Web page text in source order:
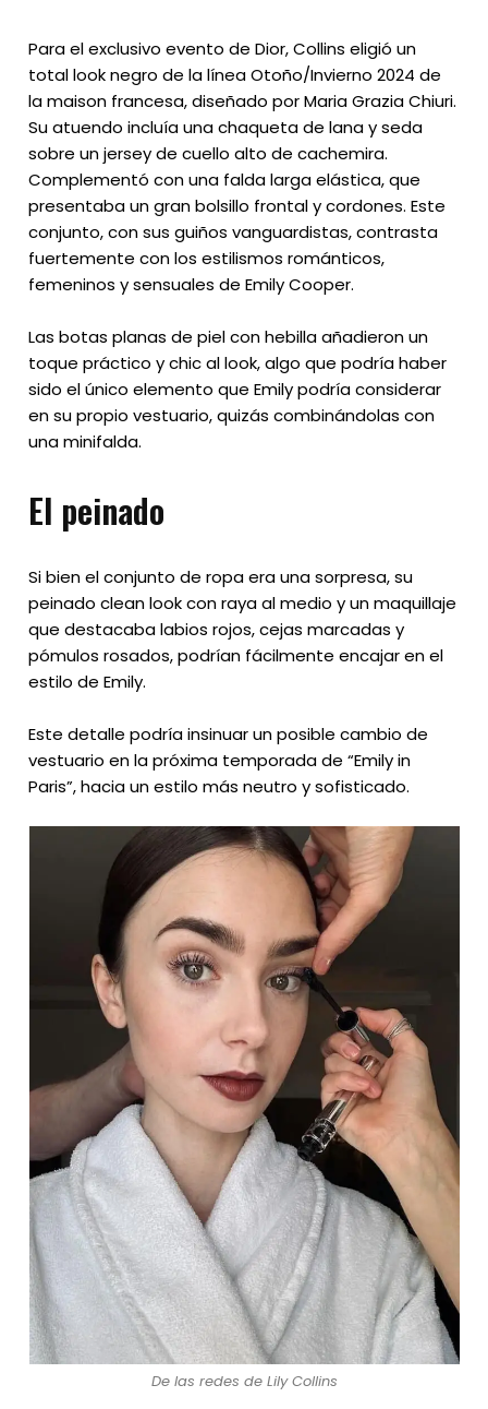
Para el exclusivo evento de Dior, Collins eligió un
total look negro de la línea Otoño/Invierno 2024 de
la maison francesa, diseñado por Maria Grazia Chiuri.
Su atuendo incluía una chaqueta de lana y seda
sobre un jersey de cuello alto de cachemira.
Complementó con una falda larga elástica, que
presentaba un gran bolsillo frontal y cordones. Este
conjunto, con sus guiños vanguardistas, contrasta
fuertemente con los estilismos románticos,
femeninos y sensuales de Emily Cooper.
Las botas planas de piel con hebilla añadieron un
toque práctico y chic al look, algo que podría haber
sido el único elemento que Emily podría considerar
en su propio vestuario, quizás combinándolas con
una minifalda.
El peinado
Si bien el conjunto de ropa era una sorpresa, su
peinado clean look con raya al medio y un maquillaje
que destacaba labios rojos, cejas marcadas y
pómulos rosados, podrían fácilmente encajar en el
estilo de Emily.
Este detalle podría insinuar un posible cambio de
vestuario en la próxima temporada de “Emily in
Paris”, hacia un estilo más neutro y sofisticado.
De las redes de Lily Collins